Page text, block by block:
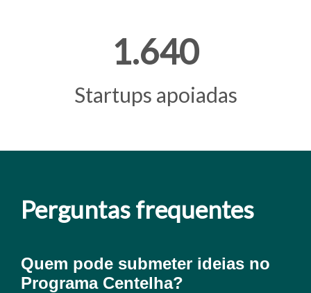
1.640
Startups apoiadas
Perguntas frequentes
Quem pode submeter ideias no
Programa Centelha?